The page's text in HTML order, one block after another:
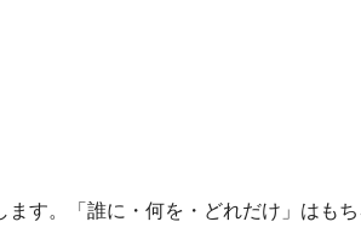
す。「誰に・何を・どれだけ」はもち